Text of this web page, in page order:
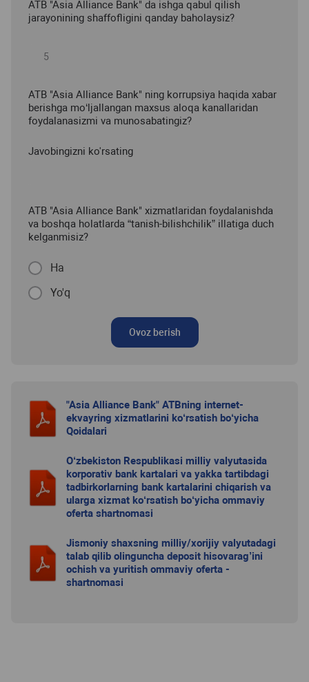
ATB "Asia Alliance Bank" da ishga qabul qilish
jarayonining shaffofligini qanday baholaysiz?
ATB "Asia Alliance Bank" ning korrupsiya haqida xabar
berishga mo‘ljallangan maxsus aloqa kanallaridan
foydalanasizmi va munosabatingiz?
Javobingizni ko'rsating
ATB "Asia Alliance Bank" xizmatlaridan foydalanishda
va boshqa holatlarda “tanish-bilishchilik” illatiga duch
kelganmisiz?
Ha
Yo'q
Ovoz berish
"Asia Alliance Bank" ATBning internet-
ekvayring xizmatlarini ko‘rsatish bo‘yicha
Qoidalari
O‘zbekiston Respublikasi milliy valyutasida
korporativ bank kartalari va yakka tartibdagi
tadbirkorlarning bank kartalarini chiqarish va
ularga xizmat ko‘rsatish bo‘yicha ommaviy
oferta shartnomasi
Jismoniy shaxsning milliy/xorijiy valyutadagi
talab qilib olinguncha deposit hisovarag’ini
ochish va yuritish ommaviy oferta -
shartnomasi